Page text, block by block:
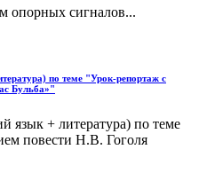
опорных сигналов...
по теме "Урок-репортаж с
Бульба»"
язык + литература) по теме
повести Н.В. Гоголя